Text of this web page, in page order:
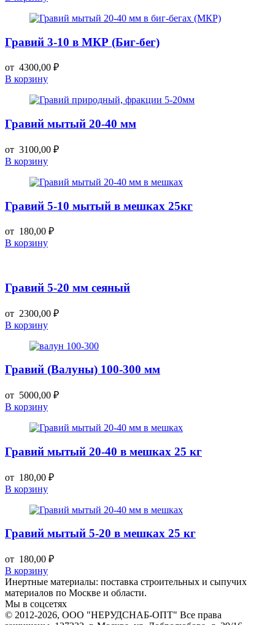
Гравий 3-10 в МКР (Биг-бег)
от 4300,00 ₽
В корзину
Гравий мытый 20-40 мм
от 3100,00 ₽
В корзину
Гравий 5-10 мытый в мешках 25кг
от 180,00 ₽
В корзину
Гравий 5-20 мм сеяный
от 2300,00 ₽
В корзину
Гравий (Валуны) 100-300 мм
от 5000,00 ₽
В корзину
Гравий мытый 20-40 в мешках 25 кг
от 180,00 ₽
В корзину
Гравий мытый 5-20 в мешках 25 кг
от 180,00 ₽
В корзину
Инертные материалы: поставка строительных и сыпучих
материалов по Москве и области.
Мы в соцсетях
© 2012-2026, ООО "НЕРУДСНАБ-ОПТ" Все права